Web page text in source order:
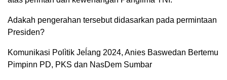
Adakah pengerahan tersebut didasarkan pada permintaan
Presiden?
Komunikasi Polìtik Jeĺang 2024, Anies Baswedan Bertemu
Pimpinn PD, PKS dan NasDem Sumbar